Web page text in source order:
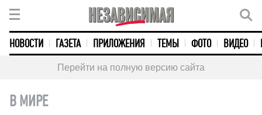
НОВОСТИ ГАЗЕТА ПРИЛОЖЕНИЯ ТЕМЫ ФОТО ВИДЕО
Перейти на полную версию сайта
В МИРЕ